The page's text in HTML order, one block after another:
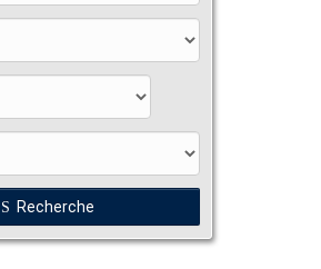
Recherche